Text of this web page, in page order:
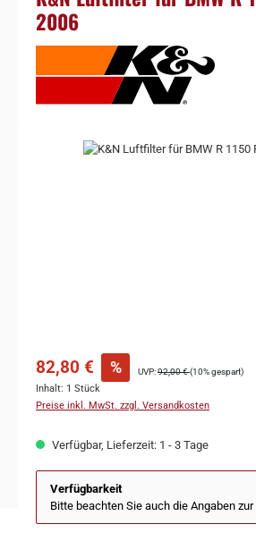
2006
Bildergalerie überspringen
82,80 € % UVP:92,00 €(10% gespart)
Inhalt: 1 Stück
Preise inkl. MwSt. zzgl. Versandkosten
Verfügbar, Lieferzeit: 1 - 3 Tage
Verfügbarkeit
Bitte beachten Sie auch die Angaben zur